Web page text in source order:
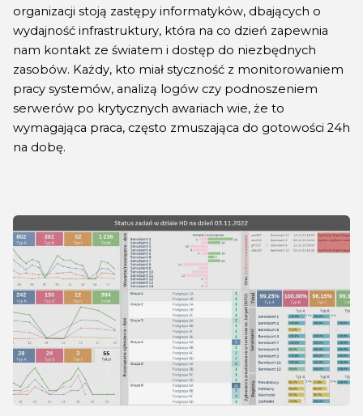
organizacji stoją zastępy informatyków, dbających o
wydajność infrastruktury, która na co dzień zapewnia
nam kontakt ze światem i dostęp do niezbędnych
zasobów. Każdy, kto miał styczność z monitorowaniem
pracy systemów, analizą logów czy podnoszeniem
serwerów po krytycznych awariach wie, że to
wymagająca praca, często zmuszająca do gotowości 24h
na dobę.